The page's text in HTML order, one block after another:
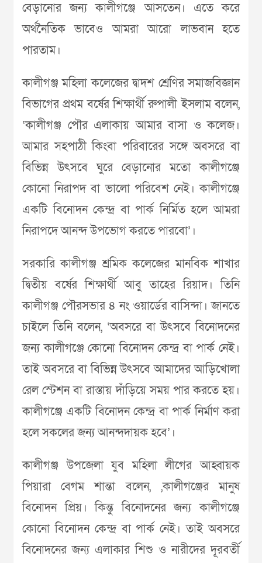
বেড়ানোর জন্য কালীগঞ্জে আসতেন। এতে করে
অর্থনৈতিক ভাবেও আমরা আরো লাভবান হতে
পারতাম।
কালীগঞ্জ মহিলা কলেজের দ্বাদশ শ্রেণির সমাজবিজ্ঞান
বিভাগের প্রথম বর্ষের শিক্ষার্থী রুপালী ইসলাম বলেন,
‘কালীগঞ্জ পৌর এলাকায় আমার বাসা ও কলেজ।
আমার সহপাঠী কিংবা পরিবারের সঙ্গে অবসরে বা
বিভিন্ন উৎসবে ঘুরে বেড়ানোর মতো কালীগঞ্জে
কোনো নিরাপদ বা ভালো পরিবেশ নেই। কালীগঞ্জে
একটি বিনোদন কেন্দ্র বা পার্ক নির্মিত হলে আমরা
নিরাপদে আনন্দ উপভোগ করতে পারবো’।
সরকারি কালীগঞ্জ শ্রমিক কলেজের মানবিক শাখার
দ্বিতীয় বর্ষের শিক্ষার্থী আবু তাহের রিয়াদ। তিনি
কালীগঞ্জ পৌরসভার ৪ নং ওয়ার্ডের বাসিন্দা। জানতে
চাইলে তিনি বলেন, ‘অবসরে বা উৎসবে বিনোদনের
জন্য কালীগঞ্জে কোনো বিনোদন কেন্দ্র বা পার্ক নেই।
তাই অবসরে বা বিভিন্ন উৎসবে আমাদের আড়িখোলা
রেল স্টেশন বা রাস্তায় দাঁড়িয়ে সময় পার করতে হয়।
কালীগঞ্জে একটি বিনোদন কেন্দ্র বা পার্ক নির্মাণ করা
হলে সকলের জন্য আনন্দদায়ক হবে’।
কালীগঞ্জ উপজেলা যুব মহিলা লীগের আহ্বায়ক
পিয়ারা বেগম শান্তা বলেন, ,কালীগঞ্জের মানুষ
বিনোদন প্রিয়। কিন্তু বিনোদনের জন্য কালীগঞ্জে
কোনো বিনোদন কেন্দ্র বা পার্ক নেই। তাই অবসরে
বিনোদনের জন্য এলাকার শিশু ও নারীদের দূরবর্তী